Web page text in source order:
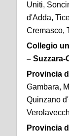
Uniti,
d'Adda,
Cremasco,
Collegio
– Suzzara-
Provincia
Gambara,
Quinzano
Provincia